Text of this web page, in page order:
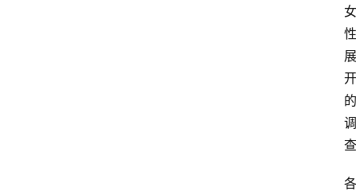
女
性
展
开
的
调
查
各